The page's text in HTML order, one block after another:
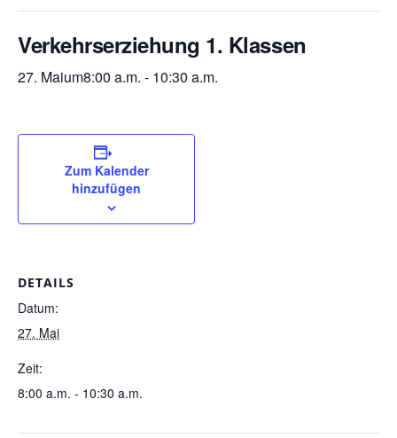
Verkehrserziehung 1. Klassen
27. Maium8:00 a.m. - 10:30 a.m.
Zum Kalender
hinzufügen
DETAILS
Datum:
27. Mai
Zeit:
8:00 a.m. - 10:30 a.m.